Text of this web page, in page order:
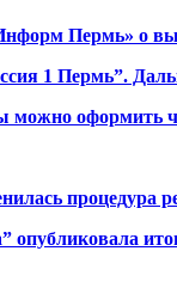
Пермь» о
1 Пермь”.
можно оформить
процедура
опубликовала